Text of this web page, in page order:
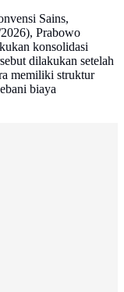
Sains,
Prabowo
konsolidasi
dilakukan setelah
memiliki struktur
biaya